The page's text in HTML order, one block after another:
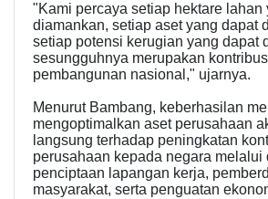
"Kami percaya setiap hektare lahan
diamankan, setiap aset yang dapat
setiap potensi kerugian yang dapat
sesungguhnya merupakan
pembangunan nasional," ujarnya.
Menurut Bambang, keberhasilan
mengoptimalkan aset perusahaan
langsung terhadap peningkatan
perusahaan kepada negara melalui
penciptaan lapangan kerja,
masyarakat, serta penguatan